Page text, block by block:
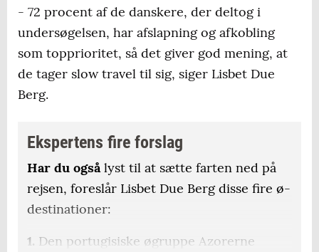
- 72 procent af de danskere, der deltog i
undersøgelsen, har afslapning og afkobling
som topprioritet, så det giver god mening, at
de tager slow travel til sig, siger Lisbet Due
Berg.
Ekspertens fire forslag
Har du ogsålyst til at sætte farten ned på
rejsen, foreslår Lisbet Due Berg disse fire ø-
destinationer:
1. Den portugisiske øgruppe Azorerne